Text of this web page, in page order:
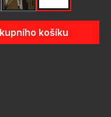
košíku